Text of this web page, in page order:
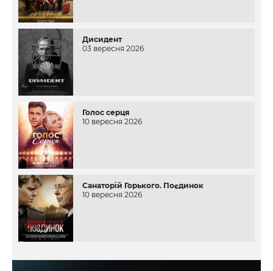
Дисидент
03 вересня 2026
Голос серця
10 вересня 2026
Санаторій Горького. Поєдинок
10 вересня 2026